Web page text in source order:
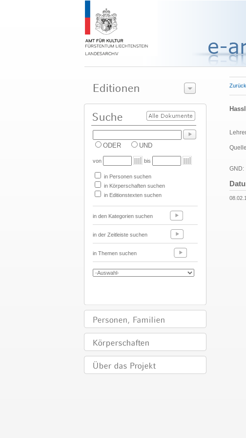
ODER UND
von bis
in Personen suchen
in Körperschaften suchen
in Editionstexten suchen
in den Kategorien suchen
in der Zeitleiste suchen
in Themen suchen
Zurück
GND: